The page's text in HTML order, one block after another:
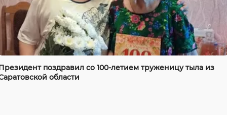
поздравил со 100-летием труженицу тыла из
области